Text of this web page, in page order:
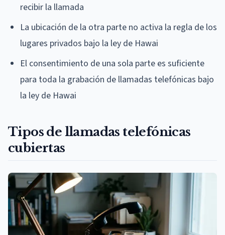
recibir la llamada
La ubicación de la otra parte no activa la regla de los
lugares privados bajo la ley de Hawai
El consentimiento de una sola parte es suficiente
para toda la grabación de llamadas telefónicas bajo
la ley de Hawai
Tipos de llamadas telefónicas
cubiertas